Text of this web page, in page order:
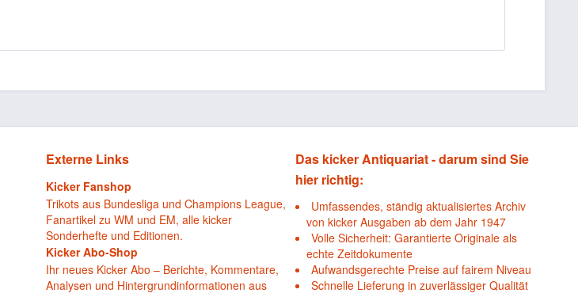
Externe Links
Kicker Fanshop
Trikots aus Bundesliga und Champions League,
Fanartikel zu WM und EM, alle kicker
Sonderhefte und Editionen.
Kicker Abo-Shop
Ihr neues Kicker Abo – Berichte, Kommentare,
Analysen und Hintergrundinformationen aus
Das kicker Antiquariat - darum sind Sie
hier richtig:
Umfassendes, ständig aktualisiertes Archiv
von kicker Ausgaben ab dem Jahr 1947
Volle Sicherheit: Garantierte Originale als
echte Zeitdokumente
Aufwandsgerechte Preise auf fairem Niveau
Schnelle Lieferung in zuverlässiger Qualität